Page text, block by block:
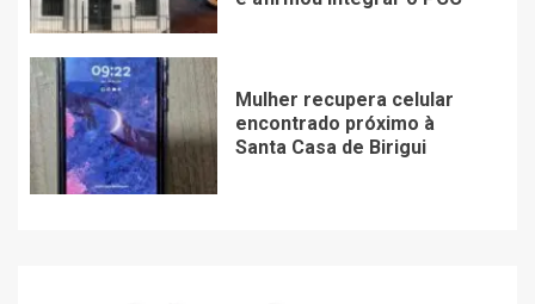
Mulher recupera celular
encontrado próximo à
Santa Casa de Birigui